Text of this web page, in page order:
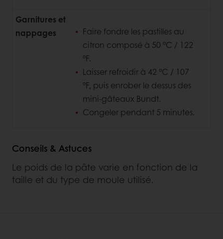
Garnitures et
nappages
Faire fondre les pastilles au
citron composé à 50 °C / 122
°F.
Laisser refroidir à 42 °C / 107
°F, puis enrober le dessus des
mini-gâteaux Bundt.
Congeler pendant 5 minutes.
Conseils & Astuces
Le poids de la pâte varie en fonction de la
taille et du type de moule utilisé.